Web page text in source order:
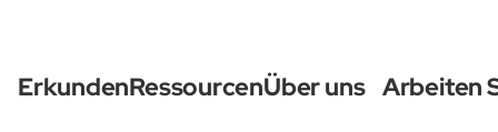
ErkundenRessourcenÜber uns Arbeiten